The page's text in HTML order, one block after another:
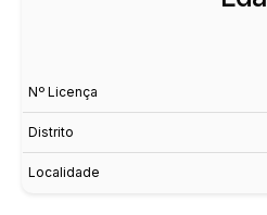
Nº Licença
Distrito
Localidade